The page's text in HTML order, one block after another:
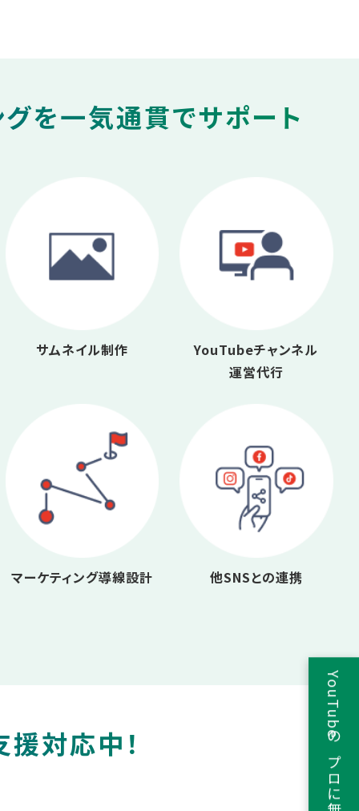
を一気通貫でサポート
サムネイル制作
YouTubeチャンネル
運営代行
マーケティング導線設計 他SNSとの連携
対応中！ YouTubeのプロに無料相談